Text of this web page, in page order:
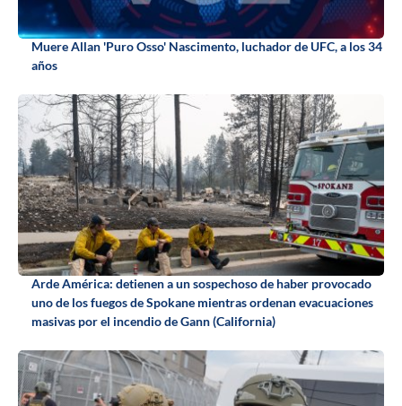
Muere Allan 'Puro Osso' Nascimento, luchador de UFC, a los 34
años
Arde América: detienen a un sospechoso de haber provocado
uno de los fuegos de Spokane mientras ordenan evacuaciones
masivas por el incendio de Gann (California)